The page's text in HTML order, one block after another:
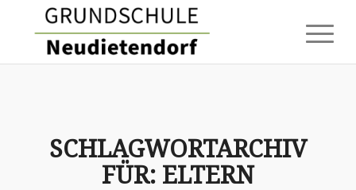
SCHLAGWORTARCHIV
FÜR: ELTERN